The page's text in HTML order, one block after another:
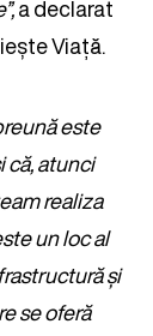
a declarat
Viață.
este
că, atunci
realiza
un loc al
și
se oferă